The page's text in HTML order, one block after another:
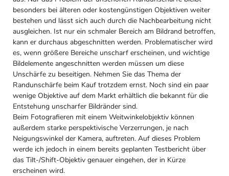
besonders bei älteren oder kostengünstigen Objektiven weiter
bestehen und lässt sich auch durch die Nachbearbeitung nicht
ausgleichen. Ist nur ein schmaler Bereich am Bildrand betroffen,
kann er durchaus abgeschnitten werden. Problematischer wird
es, wenn größere Bereiche unscharf erscheinen, und wichtige
Bildelemente angeschnitten werden müssen um diese
Unschärfe zu beseitigen. Nehmen Sie das Thema der
Randunschärfe beim Kauf trotzdem ernst. Noch sind ein paar
wenige Objektive auf dem Markt erhältlich die bekannt für die
Entstehung unscharfer Bildränder sind.
Beim Fotografieren mit einem Weitwinkelobjektiv können
außerdem starke perspektivische Verzerrungen, je nach
Neigungswinkel der Kamera, auftreten. Auf dieses Problem
werde ich jedoch in einem bereits geplanten Testbericht über
das Tilt-/Shift-Objektiv genauer eingehen, der in Kürze
erscheinen wird.